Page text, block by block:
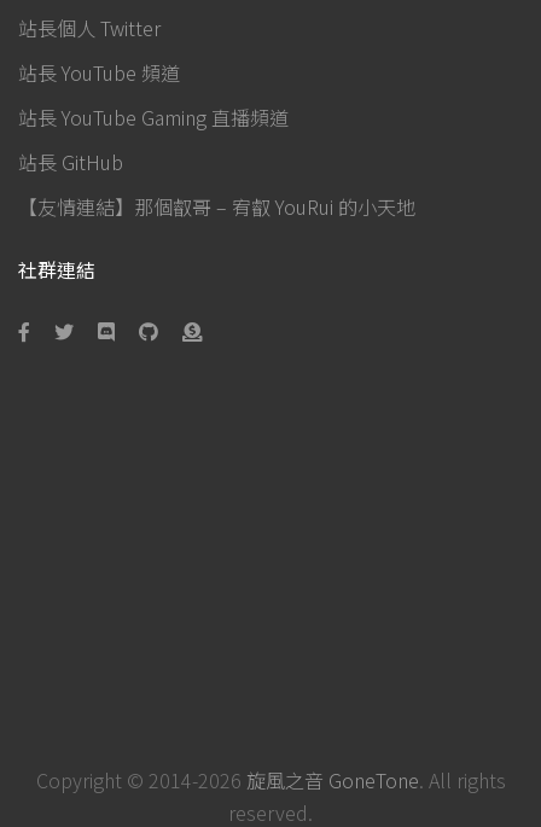
站長個人 Twitter
站長 YouTube 頻道
站長 YouTube Gaming 直播頻道
站長 GitHub
【友情連結】那個叡哥 – 宥叡 YouRui 的小天地
社群連結
Copyright © 2014-2026 旋風之音 GoneTone. All rights
reserved.